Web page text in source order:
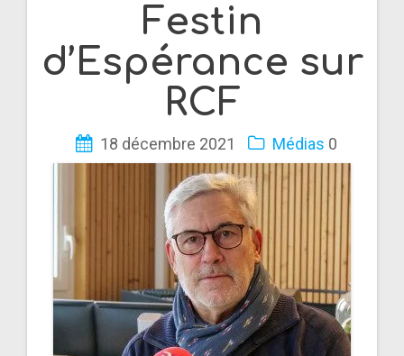
Festin
d’Espérance sur
RCF
18 décembre 2021 Médias 0
Navigation
de
l’article